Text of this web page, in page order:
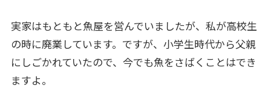
実家はもともと魚屋を営んでいましたが、私が高校生
の時に廃業しています。ですが、小学生時代から父親
にしごかれていたので、今でも魚をさばくことはでき
ますよ。